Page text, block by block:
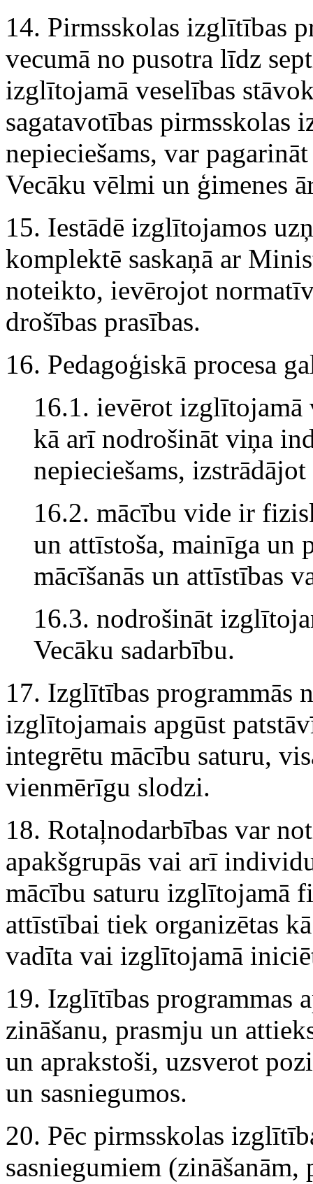
14. Pirmsskolas izglītības
vecumā no pusotra līdz
izglītojamā veselības
sagatavotības pirmsskolas
nepieciešams, var
Vecāku vēlmi un ģimenes
15. Iestādē izglītojamos
komplektē saskaņā ar
noteikto, ievērojot
drošības prasības.
16. Pedagoģiskā procesa
16.1. ievērot izglītojamā
kā arī nodrošināt viņa
nepieciešams,
16.2. mācību vide ir
un attīstoša, mainīga un
mācīšanās un attīstības
16.3. nodrošināt
Vecāku sadarbību.
17. Izglītības programmās
izglītojamais apgūst
integrētu mācību saturu,
vienmērīgu slodzi.
18. Rotaļnodarbības var
apakšgrupās vai arī
mācību saturu izglītojamā
attīstībai tiek organizētas
vadīta vai izglītojamā
19. Izglītības programmas
zināšanu, prasmju un
un aprakstoši, uzsverot
un sasniegumos.
20. Pēc pirmsskolas
sasniegumiem